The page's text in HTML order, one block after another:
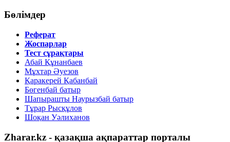
Бөлімдер
Реферат
Жоспарлар
Тест сұрақтары
Абай Құнанбаев
Мұхтар Әуезов
Қаракерей Қабанбай
Бөгенбай батыр
Шапырашты Наурызбай батыр
Тұрар Рысқұлов
Шоқан Уәлиханов
Zharar.kz - қазақша ақпараттар порталы